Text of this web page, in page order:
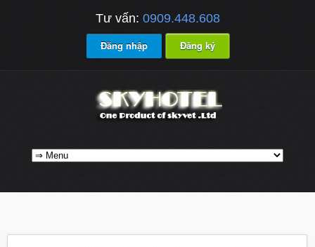
Tư vấn: 0909.448.608
Đăng nhập Đăng ký